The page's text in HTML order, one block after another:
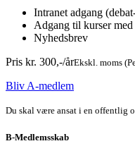
Intranet adgang
Adgang til kurser med
Nyhedsbrev
Pris kr. 300,-/årEkskl. moms
Bliv A-medlem
Du skal være ansat i en offentlig
B-Medlemsskab